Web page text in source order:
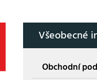
Všeobecné
Obchodní